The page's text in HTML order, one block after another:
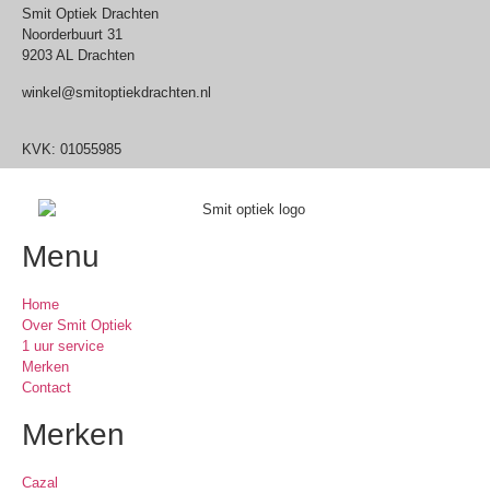
Smit Optiek Drachten
Noorderbuurt 31
9203 AL Drachten
winkel@smitoptiekdrachten.nl
KVK: 01055985
Menu
Home
Over Smit Optiek
1 uur service
Merken
Contact
Merken
Cazal